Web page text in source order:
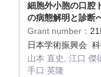
細胞外小胞の口腔
の病態解明と診断
Grant number：
日本学術振興会
山本 直史, 江口 傑
手口 英隆